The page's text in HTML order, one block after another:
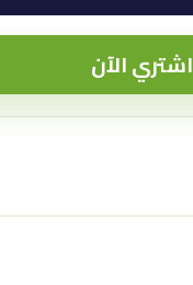
اشتري الآن